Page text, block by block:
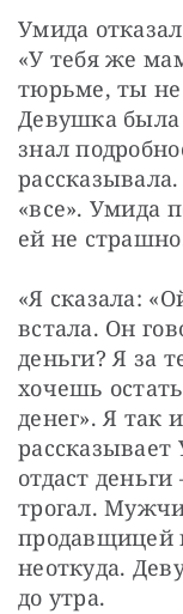
Умида
«У тебя же
тюрьме, ты
Девушка
знал
«все». Умида
ей не
«Я сказала:
встала. Он
деньги? Я за
хочешь
денег». Я так
отдаст
трогал.
продавщицей
неоткуда.
до утра.